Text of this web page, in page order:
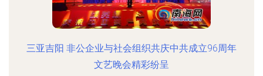
三亚吉阳 非公企业与社会组织共庆中共成立96周年
文艺晚会精彩纷呈